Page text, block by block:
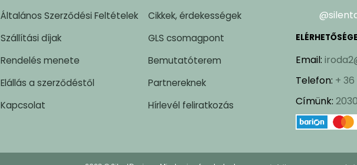
Általános Szerződési Feltételek
Szállítási díjak
Rendelés menete
Elállás a szerződéstől
Kapcsolat
Cikkek, érdekességek
GLS csomagpont
Bemutatóterem
Partnereknek
Hírlevél feliratkozás
Email:
Telefon: +
Címünk: